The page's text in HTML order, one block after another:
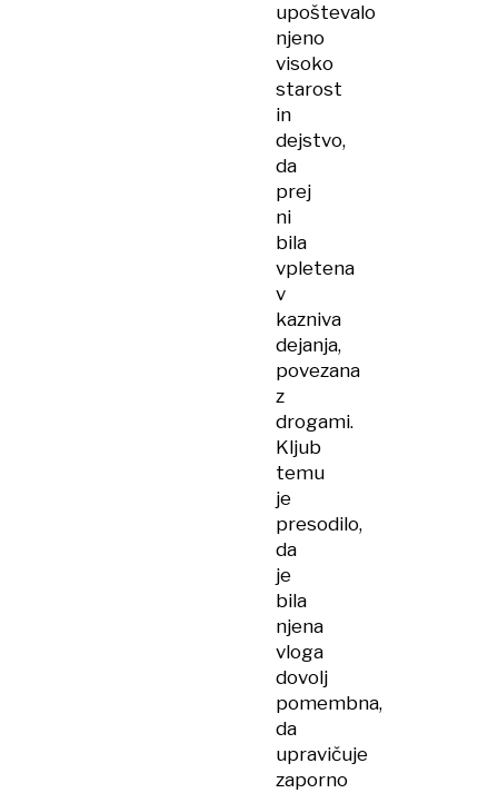
upoštevalo
njeno
visoko
starost
in
dejstvo,
da
prej
ni
bila
vpletena
v
kazniva
dejanja,
povezana
z
drogami.
Kljub
temu
je
presodilo,
da
je
bila
njena
vloga
dovolj
pomembna,
da
upravičuje
zaporno